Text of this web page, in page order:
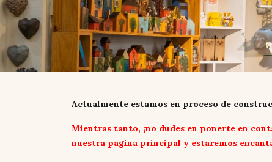
Actualmente estamos en proceso de
Mientras tanto, ¡no dudes en ponerte en
nuestra pagina principal y estaremos